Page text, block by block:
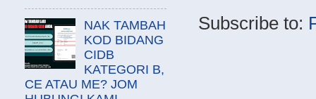
Subscribe to:
NAK TAMBAH
KOD BIDANG
CIDB
KATEGORI B,
CE ATAU ME? JOM